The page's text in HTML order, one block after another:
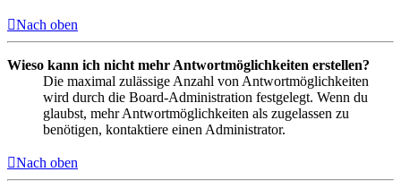
Nach oben
Wieso kann ich nicht mehr Antwortmöglichkeiten erstellen?
Die maximal zulässige Anzahl von Antwortmöglichkeiten
wird durch die Board-Administration festgelegt. Wenn du
glaubst, mehr Antwortmöglichkeiten als zugelassen zu
benötigen, kontaktiere einen Administrator.
Nach oben